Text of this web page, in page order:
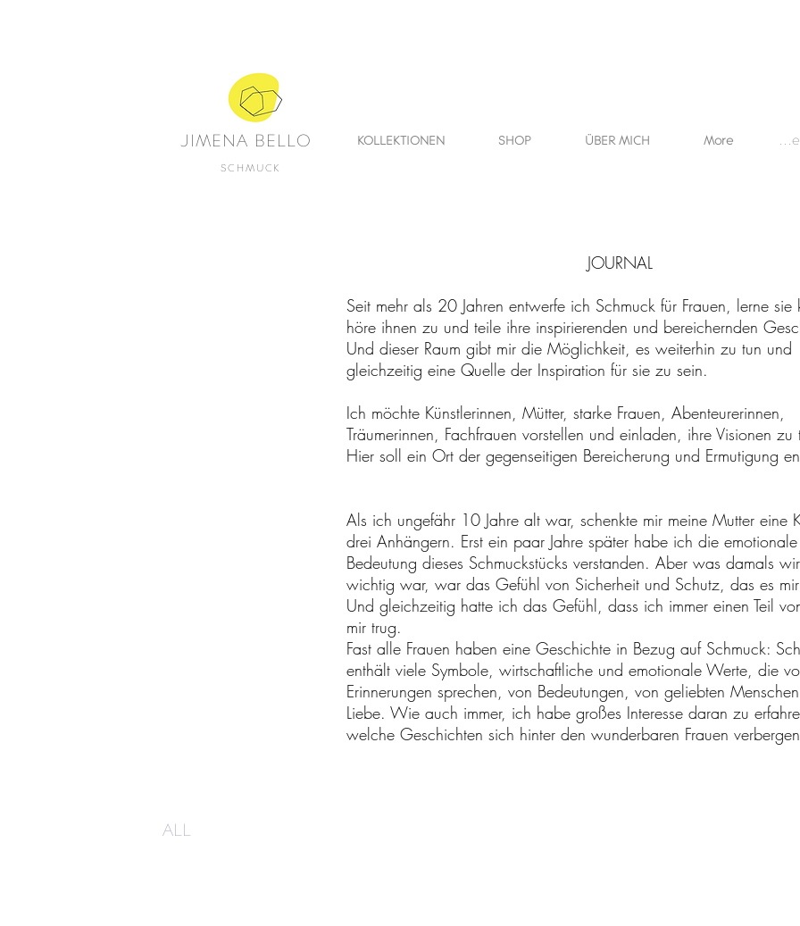
JIMENA BELLO
SCHMUCK
KOLLEKTIONEN SHOP ÜBER MICH More
JOURNAL
Seit mehr als 20 Jahren entwerfe ich Schmuck für Frauen, lerne sie
höre ihnen zu und teile ihre inspirierenden und bereichernden
Und dieser Raum gibt mir die Möglichkeit, es weiterhin zu tun und
gleichzeitig eine Quelle der Inspiration für sie zu sein.
Ich möchte Künstlerinnen, Mütter, starke Frauen, Abenteurerinnen,
Träumerinnen, Fachfrauen vorstellen und einladen, ihre Visionen zu
Hier soll ein Ort der gegenseitigen Bereicherung und Ermutigung
Als ich ungefähr 10 Jahre alt war, schenkte mir meine Mutter eine
drei Anhängern. Erst ein paar Jahre später habe ich die emotionale
Bedeutung dieses Schmuckstücks verstanden. Aber was damals
wichtig war, war das Gefühl von Sicherheit und Schutz, das es
Und gleichzeitig hatte ich das Gefühl, dass ich immer einen Teil
mir trug.
Fast alle Frauen haben eine Geschichte in Bezug auf Schmuck:
enthält viele Symbole, wirtschaftliche und emotionale Werte, die
Erinnerungen sprechen, von Bedeutungen, von geliebten
Liebe. Wie auch immer, ich habe großes Interesse daran zu
welche Geschichten sich hinter den wunderbaren Frauen
ALL